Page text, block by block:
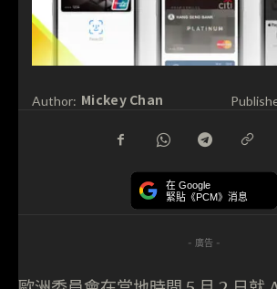
Author: Mickey Chan
在 Google
緊貼《PCM》消息
- 廣告 -